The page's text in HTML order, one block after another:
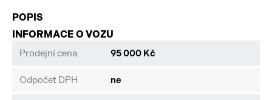
POPIS
INFORMACE O VOZU
Prodejní cena 95 000 Kč
Odpočet DPH ne